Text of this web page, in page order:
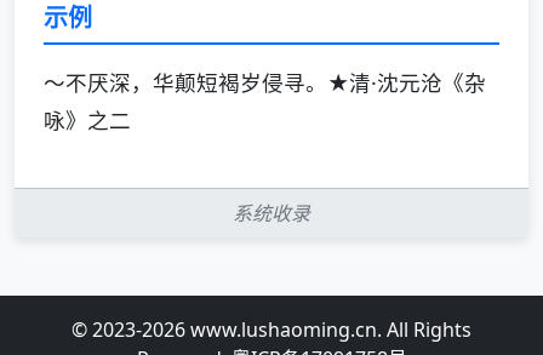
示例
～不厌深，华颠短褐岁侵寻。★清·沈元沧《杂
咏》之二
系统收录
© 2023-2026 www.lushaoming.cn. All Rights